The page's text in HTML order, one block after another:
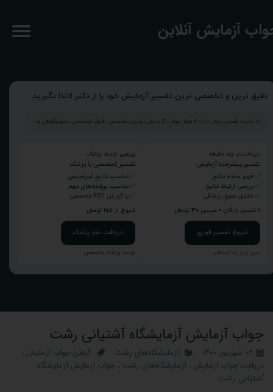
آزمایش آنلاین
دقیق ترین و تخصصی ترین تفسیر آزمایش خود را از دکتر لاندا بگیرید.
با تجربه تفسیر بیش از ۲۰۰ هزار جواب آزمایش روتین، تخصص، فوق تخصصی، سونوگرافی و...
دریافت در چند دقیقه
تفسیر پیشرفته آزمایش
✅ فهم ساده نتایج
✅ بررسی ارتباط نتایج
✅ تحلیل عمیق پزشکی
۱ تفسیر رایگان • سپس ۳۰ تومان
شروع تفسیر فوری
بدون نیاز به ثبت‌نام
بررسی توسط پزشک
تفسیر تخصصی با پزشک
✅ مناسب نتایج غیرطبیعی
✅ مناسب پرونده‌های مهم
✅ با گزارش PDF تخصصی
شروع از ۱۹۵ تومان
دریافت نظر پزشک
توسط پزشک متخصص
جواب آزمایش آزمایشگاه آشتیانی رشت
۰۲ شهریور ۱۴۰۰ آزمایشگاه‌های رشت گرفتن جواب آزمایش ،
دریافت جواب آزمایش ، آزمایشگاه‌های رشت ، جواب آزمایش آزمایشگاه
آشتیانی رشت